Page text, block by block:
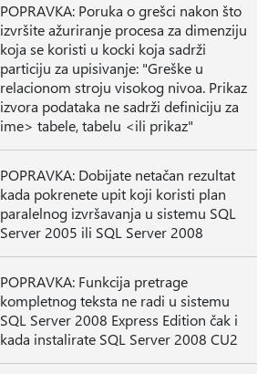
POPRAVKA: Poruka o grešci nakon što
izvršite ažuriranje procesa za dimenziju
koja se koristi u kocki koja sadrži
particiju za upisivanje: "Greške u
relacionom stroju visokog nivoa. Prikaz
izvora podataka ne sadrži definiciju za
ime> tabele, tabelu <ili prikaz"
POPRAVKA: Dobijate netačan rezultat
kada pokrenete upit koji koristi plan
paralelnog izvršavanja u sistemu SQL
Server 2005 ili SQL Server 2008
POPRAVKA: Funkcija pretrage
kompletnog teksta ne radi u sistemu
SQL Server 2008 Express Edition čak i
kada instalirate SQL Server 2008 CU2